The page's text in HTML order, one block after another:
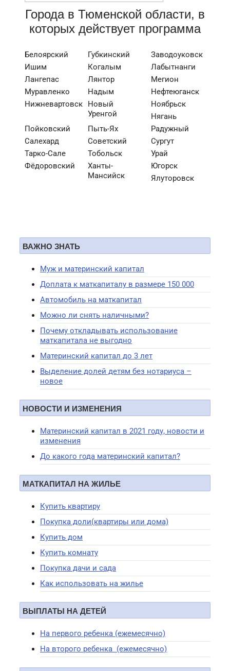
Города в Тюменской области, в
которых действует программа
Белоярский Губкинский
Заводоуковск
Ишим
Когалым
Лабытнанги
Лангепас
Лянтор
Мегион
Муравленко
Надым
Нефтеюганск
Нижневартовск
Новый
Уренгой
Ноябрьск
Нягань
Пойковский
Пыть-Ях
Радужный
Салехард
Советский
Сургут
Тарко-Сале
Тобольск
Урай
Фёдоровский
Ханты-
Мансийск
Югорск
Ялуторовск
ВАЖНО ЗНАТЬ
Муж и материнский капитал
Доплата к маткапиталу в размере 150 000
Автомобиль на маткапитал
Можно ли снять наличными?
Почему откладывать использование
маткапитала не выгодно
Материнский капитал до 3 лет
Выделение долей детям без нотариуса –
новое
НОВОСТИ И ИЗМЕНЕНИЯ
Материнский капитал в 2021 году, новости и
изменения
До какого года материнский капитал?
МАТКАПИТАЛ НА ЖИЛЬЕ
Купить квартиру
Покупка доли(квартиры или дома)
Купить дом
Купить комнату
Покупка дачи и сада
Как использовать на жилье
ВЫПЛАТЫ НА ДЕТЕЙ
На первого ребенка (ежемесячно)
На второго ребенка (ежемесячно)